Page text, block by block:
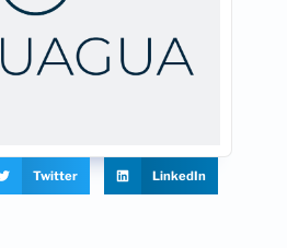
Twitter LinkedIn